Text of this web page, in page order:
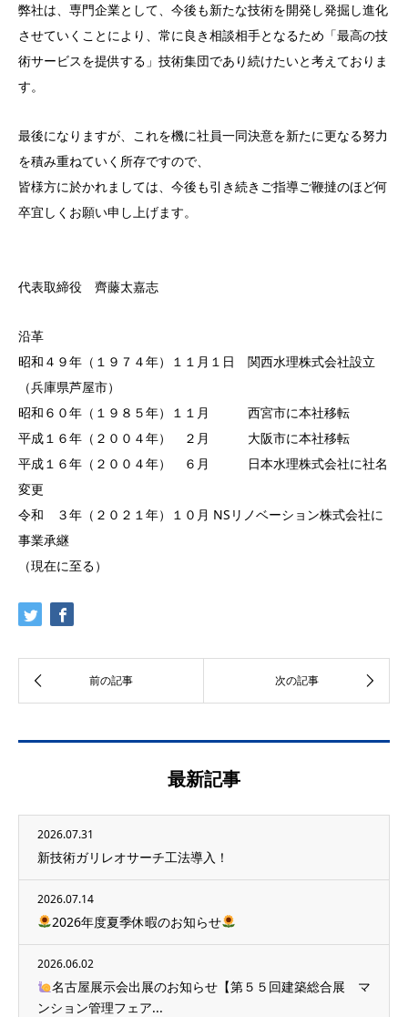
弊社は、専門企業として、今後も新たな技術を開発し発掘し進化
させていくことにより、常に良き相談相手となるため「最高の技
術サービスを提供する」技術集団であり続けたいと考えておりま
す。
最後になりますが、これを機に社員一同決意を新たに更なる努力
を積み重ねていく所存ですので、
皆様方に於かれましては、今後も引き続きご指導ご鞭撻のほど何
卒宜しくお願い申し上げます。
代表取締役 齊藤太嘉志
沿革
昭和４９年（１９７４年）１１月１日 関西水理株式会社設立
（兵庫県芦屋市）
昭和６０年（１９８５年）１１月 西宮市に本社移転
平成１６年（２００４年） ２月 大阪市に本社移転
平成１６年（２００４年） ６月 日本水理株式会社に社名
変更
令和 ３年（２０２１年）１０月 NSリノベーション株式会社に
事業承継
（現在に至る）
最新記事
2026.07.31
新技術ガリレオサーチ工法導入！
2026.07.14
2026年度夏季休暇のお知らせ
2026.06.02
名古屋展示会出展のお知らせ【第５５回建築総合展 マ
ンション管理フェア...